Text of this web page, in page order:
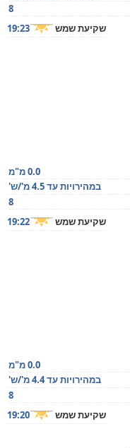
8
שקיעת שמש 19:23
0.0 מ"מ
במהירויות עד 4.5 מ'/ש'
8
שקיעת שמש 19:22
0.0 מ"מ
במהירויות עד 4.4 מ'/ש'
8
שקיעת שמש 19:20